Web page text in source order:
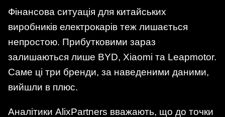
Фінансова ситуація для китайських
виробників електрокарів теж лишається
непростою. Прибутковими зараз
залишаються лише BYD, Xiaomi та Leapmotor.
Саме ці три бренди, за наведеними даними,
вийшли в плюс.
Аналітики AlixPartners вважають, що до точки